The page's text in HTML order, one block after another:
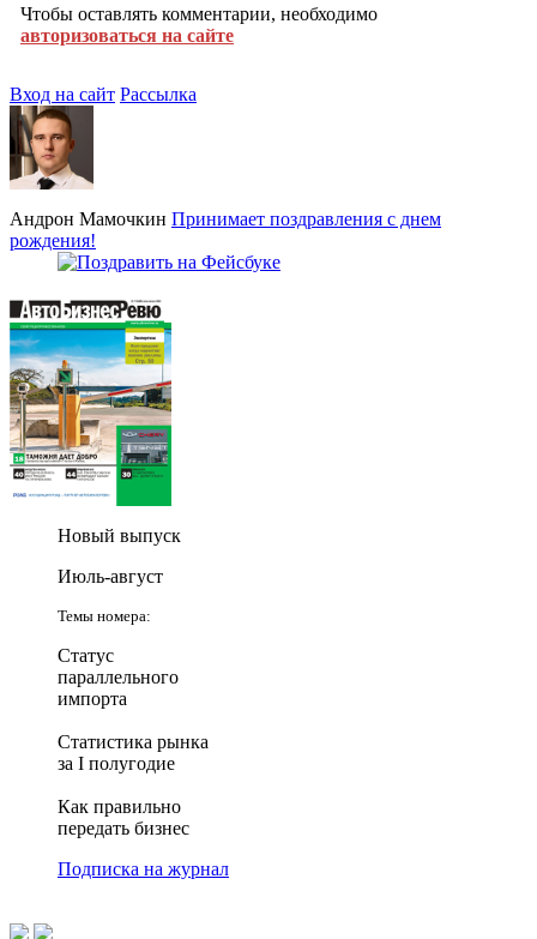
Чтобы оставлять комментарии, необходимо
авторизоваться на сайте
Вход на сайт Рассылка
Андрон Мамочкин Принимает поздравления с днем
рождения!
Новый выпуск
Июль-август
Темы номера:
Статус
параллельного
импорта
Статистика рынка
за I полугодие
Как правильно
передать бизнес
Подписка на журнал